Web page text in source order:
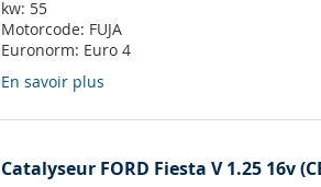
kw: 55
Motorcode: FUJA
Euronorm: Euro 4
En savoir plus
Catalyseur FORD Fiesta V 1.25 16v